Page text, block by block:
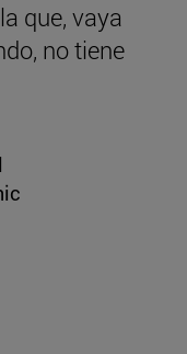
que, vaya
no tiene